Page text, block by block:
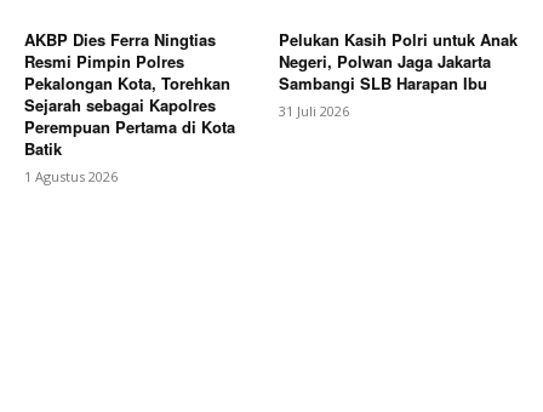
AKBP Dies Ferra Ningtias
Resmi Pimpin Polres
Pekalongan Kota, Torehkan
Sejarah sebagai Kapolres
Perempuan Pertama di Kota
Batik
1 Agustus 2026
Pelukan Kasih Polri untuk Anak
Negeri, Polwan Jaga Jakarta
Sambangi SLB Harapan Ibu
31 Juli 2026